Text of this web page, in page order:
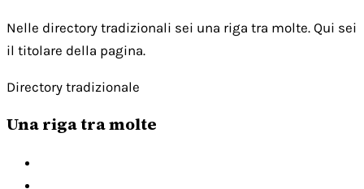
Nelle directory tradizionali sei una riga tra molte. Qui sei
il titolare della pagina.
Directory tradizionale
Una riga tra molte